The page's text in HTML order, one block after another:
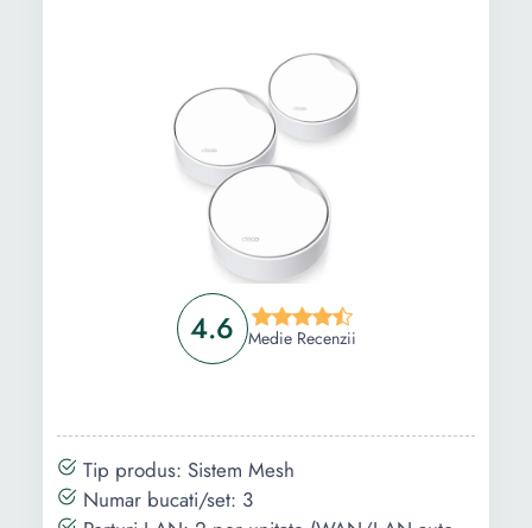
4.6 Medie Recenzii
Tip produs: Sistem Mesh
Numar bucati/set: 3
Ghid de cumparare
Intrebari Frecvente